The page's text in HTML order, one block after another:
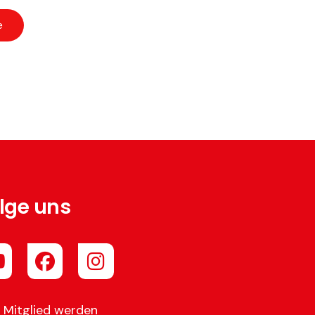
uns
Mitglied werden